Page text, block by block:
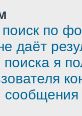
поиск по
даёт
поиска я